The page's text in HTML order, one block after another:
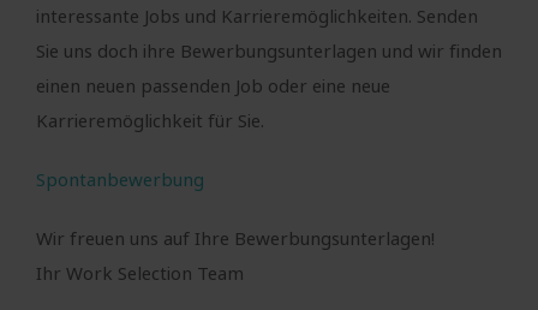
interessante Jobs und Karrieremöglichkeiten. Senden
Sie uns doch ihre Bewerbungsunterlagen und wir finden
einen neuen passenden Job oder eine neue
Karrieremöglichkeit für Sie.
Spontanbewerbung
Wir freuen uns auf Ihre Bewerbungsunterlagen!
Ihr Work Selection Team